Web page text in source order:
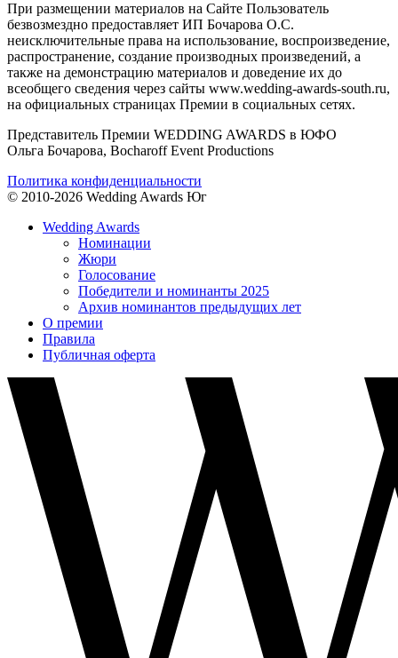
При размещении материалов на Сайте Пользователь
безвозмездно предоставляет ИП Бочарова О.С.
неисключительные права на использование, воспроизведение,
распространение, создание производных произведений, а
также на демонстрацию материалов и доведение их до
всеобщего сведения через сайты www.wedding-awards-south.ru,
на официальных страницах Премии в социальных сетях.
Представитель Премии WEDDING AWARDS в ЮФО
Ольга Бочарова, Bocharoff Event Productions
Политика конфиденциальности
© 2010-2026 Wedding Awards Юг
Wedding Awards
Номинации
Жюри
Голосование
Победители и номинанты 2025
Архив номинантов предыдущих лет
О премии
Правила
Публичная оферта